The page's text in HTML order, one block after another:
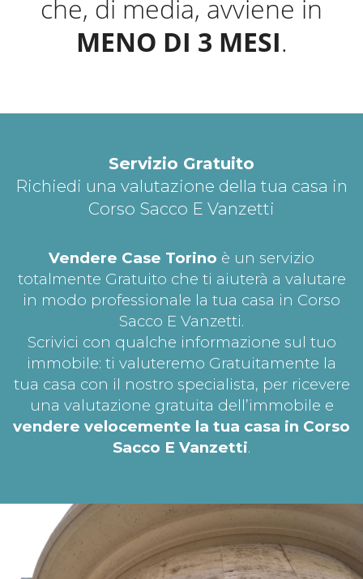
che, di media, avviene in
MENO DI 3 MESI.
Servizio Gratuito
Richiedi una valutazione della tua casa in
Corso Sacco E Vanzetti
Vendere Case Torino è un servizio
totalmente Gratuito che ti aiuterà a valutare
in modo professionale la tua casa in Corso
Sacco E Vanzetti.
Scrivici con qualche informazione sul tuo
immobile: ti valuteremo Gratuitamente la
tua casa con il nostro specialista, per ricevere
una valutazione gratuita dell’immobile e
vendere velocemente la tua casa in Corso
Sacco E Vanzetti.